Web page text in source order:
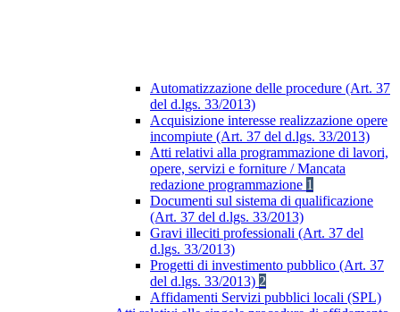
Automatizzazione delle procedure (Art. 37
del d.lgs. 33/2013)
Acquisizione interesse realizzazione opere
incompiute (Art. 37 del d.lgs. 33/2013)
Atti relativi alla programmazione di lavori,
opere, servizi e forniture / Mancata
redazione programmazione 1
Documenti sul sistema di qualificazione
(Art. 37 del d.lgs. 33/2013)
Gravi illeciti professionali (Art. 37 del
d.lgs. 33/2013)
Progetti di investimento pubblico (Art. 37
del d.lgs. 33/2013) 2
Affidamenti Servizi pubblici locali (SPL)